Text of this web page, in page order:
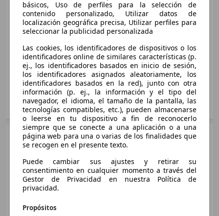
CX-3 2.0 Skyactiv-G Evolution 2WD Aut.
89kW
89 KW (121 PS)
Ø 5.8 l/100km
CX-3 2.0 Skyactiv-G Evolution Design 2WD
89kW
89 KW (121 PS)
Ø 5.9 l/100km
CX-3 2.0 Skyactiv-G Evolution Design 2WD
89 KW (121 PS)
Ø 5.8 l/100km
CX-3 2.0 Skyactiv-G Evolution Navi 2WD
Diésel
CX-3 1.8 Skyactiv-D Evolution 2WD 85kW
85 KW (115 PS)
Ø 4.0 l/100km
CX-3 1.8 Skyactiv-D Evolution Design 2WD
85kW
85 KW (115 PS)
Ø 4.0 l/100km
85kW
85 KW (115 PS)
Ø 4.0 l/100km
CX-3 1.8 Skyactiv-D Zenith 2WD 85kW
MazdaCX-3
Medidas
desde 4275 x 1765 x 1535 mm
Potencia:
88 - 110 KW (120 - 150 PS)
Puertas:
5
Asientos:
5
Maletero:
350 - 1260 litros
Mostrar variantes
SUV/4x4/Pickup
Gasolina
CX-3 2.0 Luxury 2WD 120
Ø 5.9 l/100km
2015 - 2018
MazdaCX-3 Diesel
Medidas
(L/A/A):
desde 4275 x 1765 x 1535 mm
Potencia:
Puertas:
básicos, Uso de perfiles para la selección de
contenido personalizado, Utilizar datos de
localización geográfica precisa, Utilizar perfiles para
seleccionar la publicidad personalizada
Las cookies, los identificadores de dispositivos o los
identificadores online de similares características (p.
ej., los identificadores basados en inicio de sesión,
los identificadores asignados aleatoriamente, los
identificadores basados en la red), junto con otra
información (p. ej., la información y el tipo del
navegador, el idioma, el tamaño de la pantalla, las
tecnologías compatibles, etc.), pueden almacenarse
o leerse en tu dispositivo a fin de reconocerlo
siempre que se conecte a una aplicación o a una
página web para una o varias de los finalidades que
se recogen en el presente texto.
Puede cambiar sus ajustes y retirar su
consentimiento en cualquier momento a través del
Gestor de Privacidad en nuestra Política de
privacidad.
Propósitos